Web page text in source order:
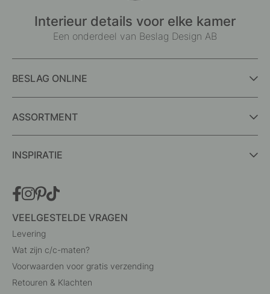
Interieur details voor elke kamer
Een onderdeel van Beslag Design AB
BESLAG ONLINE
ASSORTMENT
INSPIRATIE
VEELGESTELDE VRAGEN
Levering
Wat zijn c/c-maten?
Voorwaarden voor gratis verzending
Retouren & Klachten